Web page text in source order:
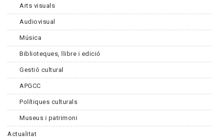
Arts visuals
Audiovisual
Música
Biblioteques, llibre i edició
Gestió cultural
APGCC
Polítiques culturals
Museus i patrimoni
Actualitat